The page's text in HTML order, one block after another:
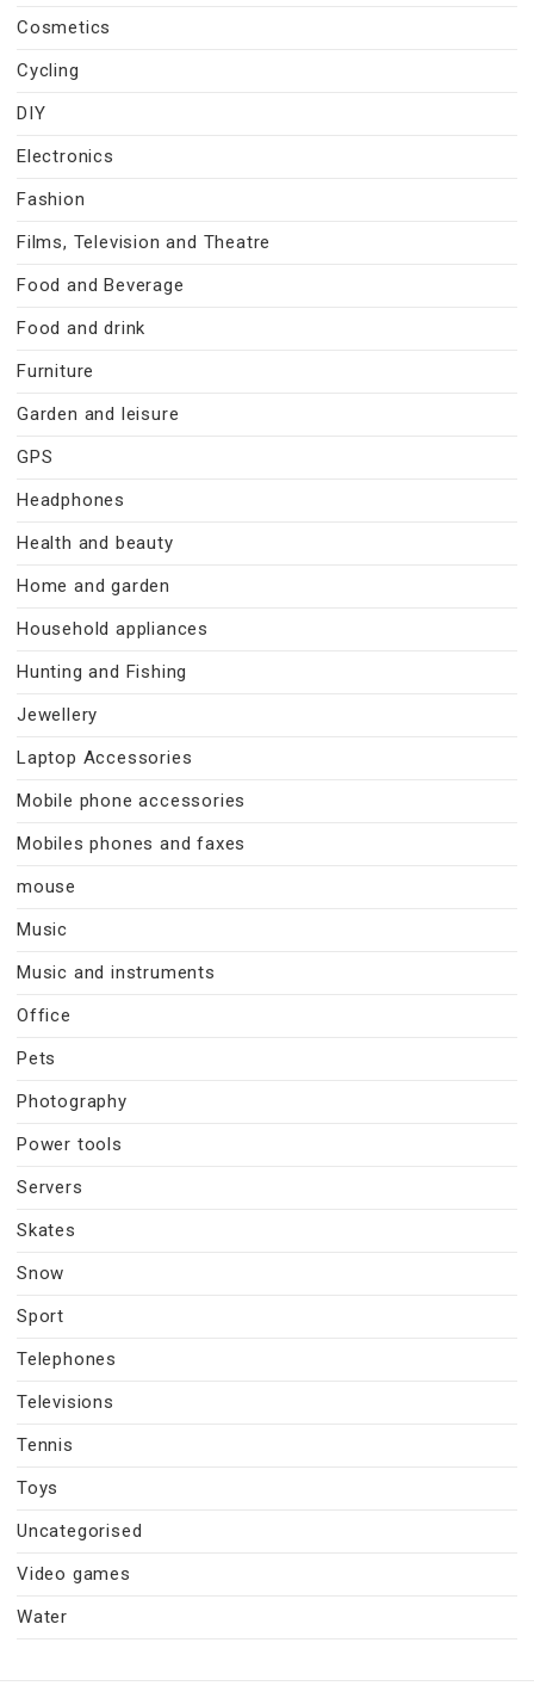
Cosmetics
Cycling
DIY
Electronics
Fashion
Films, Television and Theatre
Food and Beverage
Food and drink
Furniture
Garden and leisure
GPS
Headphones
Health and beauty
Home and garden
Household appliances
Hunting and Fishing
Jewellery
Laptop Accessories
Mobile phone accessories
Mobiles phones and faxes
mouse
Music
Music and instruments
Office
Pets
Photography
Power tools
Servers
Skates
Snow
Sport
Telephones
Televisions
Tennis
Toys
Uncategorised
Video games
Water